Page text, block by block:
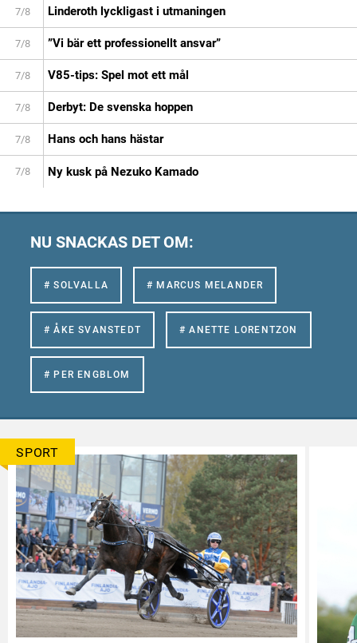
7/8 Linderoth lyckligast i utmaningen
7/8 ”Vi bär ett professionellt ansvar”
7/8 V85-tips: Spel mot ett mål
7/8 Derbyt: De svenska hoppen
7/8 Hans och hans hästar
7/8 Ny kusk på Nezuko Kamado
NU SNACKAS DET OM:
# SOLVALLA # MARCUS MELANDER
# ÅKE SVANSTEDT # ANETTE LORENTZON
# PER ENGBLOM
SPORT